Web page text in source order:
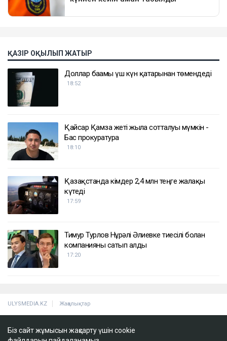
ҚАЗІР ОҚЫЛЫП ЖАТЫР
Доллар бағамы үш күн қатарынан төмендеді
18:52
Қайсар Қамза жеті жылға сотталуы мүмкін -
Бас прокуратура
18:10
Қазақстанда кімдер 2,4 млн теңге жалақы
күтеді
17:59
Тимур Турлов Нұрәлі Әлиевке тиесілі болған
компанияны сатып алды
17:20
ULYSMEDIA.KZ Жаңалықтар
сотталған ақтөбелік жылқышыға
Біз сайт жұмысын жақсарту үшін cookie